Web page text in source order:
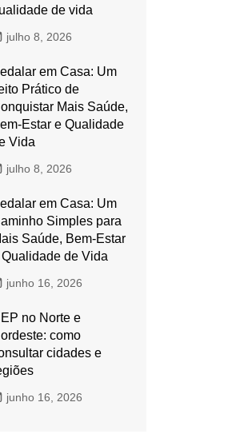
de vida
julho 8, 2026
em Casa: Um
Prático de
Mais Saúde,
Estar e Qualidade
Vida
julho 8, 2026
em Casa: Um
Simples para
Saúde, Bem-Estar
de Vida
junho 16, 2026
no Norte e
como
cidades e
junho 16, 2026